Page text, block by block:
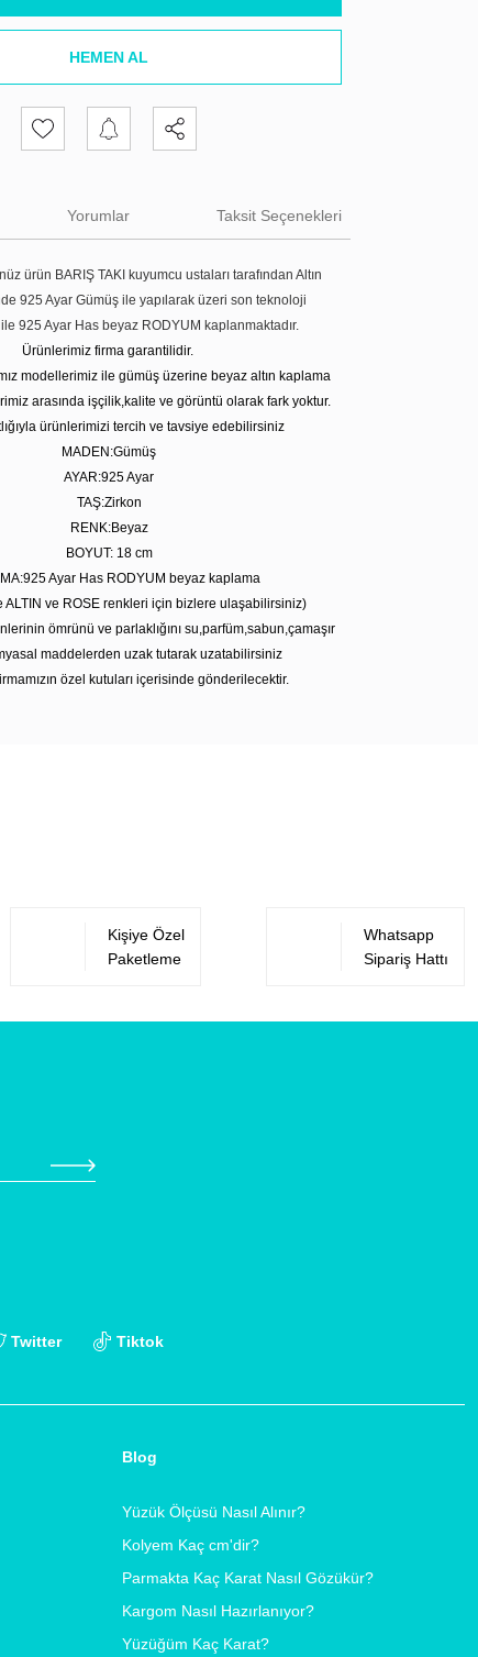
HEMEN AL
Yorumlar Taksit Seçenekleri
ürün BARIŞ TAKI kuyumcu ustaları tarafından Altın
925 Ayar Gümüş ile yapılarak üzeri son teknoloji
925 Ayar Has beyaz RODYUM kaplanmaktadır.
Ürünlerimiz firma garantilidir.
modellerimiz ile gümüş üzerine beyaz altın kaplama
arasında işçilik,kalite ve görüntü olarak fark yoktur.
ürünlerimizi tercih ve tavsiye edebilirsiniz
MADEN:Gümüş
AYAR:925 Ayar
TAŞ:Zirkon
RENK:Beyaz
BOYUT: 18 cm
Ayar Has RODYUM beyaz kaplama
ALTIN ve ROSE renkleri için bizlere ulaşabilirsiniz)
ömrünü ve parlaklığını su,parfüm,sabun,çamaşır
maddelerden uzak tutarak uzatabilirsiniz
özel kutuları içerisinde gönderilecektir.
Kişiye Özel
Paketleme
Whatsapp
Sipariş Hattı
Twitter Tiktok
Blog
Yüzük Ölçüsü Nasıl Alınır?
Kolyem Kaç cm'dir?
Parmakta Kaç Karat Nasıl Gözükür?
Kargom Nasıl Hazırlanıyor?
Yüzüğüm Kaç Karat?